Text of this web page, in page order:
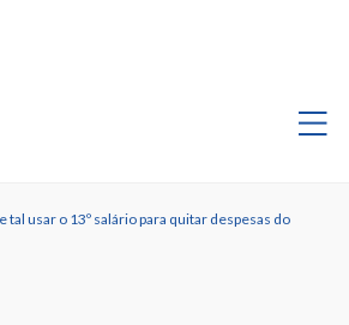
tal usar o 13º salário para quitar despesas do